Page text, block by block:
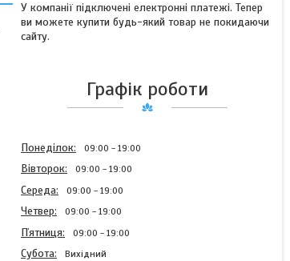
У компанії підключені електронні платежі. Тепер
ви можете купити будь-який товар не покидаючи
сайту.
Графік роботи
Понеділок 09:00 19:00
Вівторок 09:00 19:00
Середа 09:00 19:00
Четвер 09:00 19:00
Пʼятниця 09:00 19:00
Субота Вихідний